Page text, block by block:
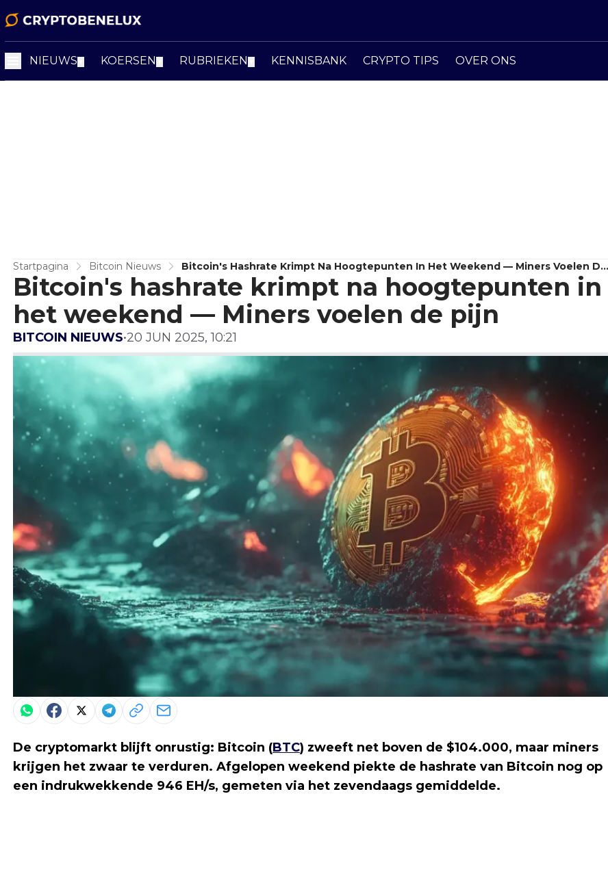
NIEUWS KOERSEN RUBRIEKEN KENNISBANK CRYPTO TIPS OVER ONS
Startpagina Bitcoin Nieuws
Bitcoin's Hashrate Krimpt Na Hoogtepunten In Het Weekend — Miners Voelen De
Pijn
Bitcoin's hashrate krimpt na hoogtepunten in
het weekend — Miners voelen de pijn
BITCOIN NIEUWS•20 JUN 2025, 10:21
De cryptomarkt blijft onrustig: Bitcoin (BTC) zweeft net boven de $104.000, maar miners
krijgen het zwaar te verduren. Afgelopen weekend piekte de hashrate van Bitcoin nog op
een indrukwekkende 946 EH/s, gemeten via het zevendaags gemiddelde.